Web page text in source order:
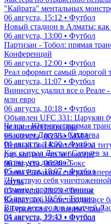
"Кайрата" ментальных
06 августа, 15:12 • Футбол
Новый стадион в Алматы: как
06 августа, 13:00 • Футбол
Партизан - Тобол: прямая
Конференций
06 августа, 12:00 • Футбол
Реал оформит самый дорогой
06 августа, 11:07 • Футбол
Винисиус удалил все о Реале
млн евро
06 августа, 10:18 • Футбол
Объявлен UFC 331: Царукян
не против Оливейры
06 августа, 06:55 • ММА
Первый бой Казахстана за
где, когда и что за боксер?
06 августа, 06:26 • Бокс
Елена Рыбакина сыграла
матча
05 августа, 23:23 • Теннис
Кайрат за 6 часов продал
в Туркестане. А почему там?
05 августа, 22:32 • Футбол
Челси - Ювентус: прямая
участием Дастана Сатпаева
04 августа, 14:00 • Футбол
Как сыграл Дастан Сатпаев
матча, что дальше?
05 августа, 18:07 • Футбол
"Чувствую себя
изменил правила тенниса
05 августа, 19:56 • Теннис
Видео всех голов и матчей
04 августа, 19:43 • Футбол